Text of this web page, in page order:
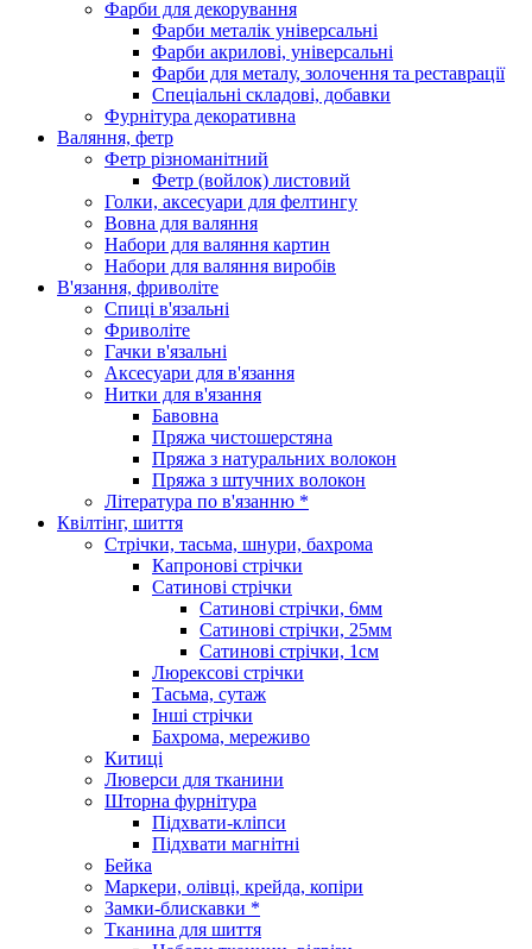
Фарби для декорування
Фарби металік універсальні
Фарби акрилові, універсальні
Фарби для металу, золочення та реставрації
Спеціальні складові, добавки
Фурнітура декоративна
Валяння, фетр
Фетр різноманітний
Фетр (войлок) листовий
Голки, аксесуари для фелтингу
Вовна для валяння
Набори для валяння картин
Набори для валяння виробів
В'язання, фриволіте
Спиці в'язальні
Фриволіте
Гачки в'язальні
Аксесуари для в'язання
Нитки для в'язання
Бавовна
Пряжа чистошерстяна
Пряжа з натуральних волокон
Пряжа з штучних волокон
Література по в'язанню *
Квілтінг, шиття
Стрічки, тасьма, шнури, бахрома
Капронові стрічки
Сатинові стрічки
Сатинові стрічки, 6мм
Сатинові стрічки, 25мм
Сатинові стрічки, 1см
Люрексові стрічки
Тасьма, сутаж
Інші стрічки
Бахрома, мереживо
Китиці
Люверси для тканини
Шторна фурнітура
Підхвати-кліпси
Підхвати магнітні
Бейка
Маркери, олівці, крейда, копіри
Замки-блискавки *
Тканина для шиття